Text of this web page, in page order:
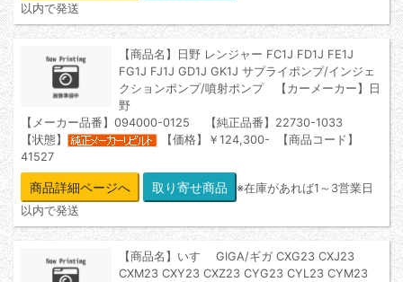
以内で発送
【商品名】日野 レンジャー FC1J FD1J FE1J
FG1J FJ1J GD1J GK1J サプライポンプ/インジェ
クションポンプ/噴射ポンプ 【カーメーカー】日
野
【メーカー品番】094000-0125 【純正品番】22730-1033
【状態】
【価格】￥124,300- 【商品コード】
41527
商品詳細ページへ
※在庫があれば1～3営業日
以内で発送
【商品名】いすゞ GIGA/ギガ CXG23 CXJ23
CXM23 CXY23 CXZ23 CYG23 CYL23 CYM23